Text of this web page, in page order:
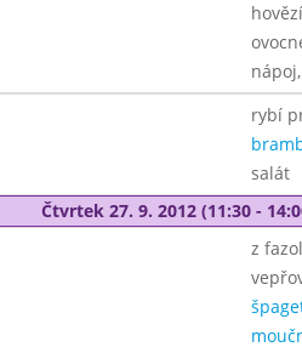
rybí
salát
Čtvrtek 27. 9. 2012 (11:30 -
z